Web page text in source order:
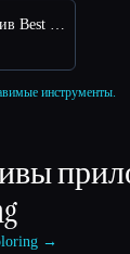
против Best Coloring Pages AI
инструменты.
→